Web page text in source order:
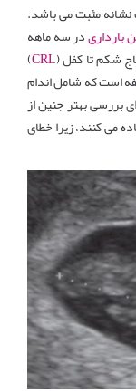
مثبت می باشد.
بارداریدر سه ماهه
شکم تا کفل (CRL
)
است که شامل اندام
بررسی بهتر جنین از
می کنند، زیرا خطای